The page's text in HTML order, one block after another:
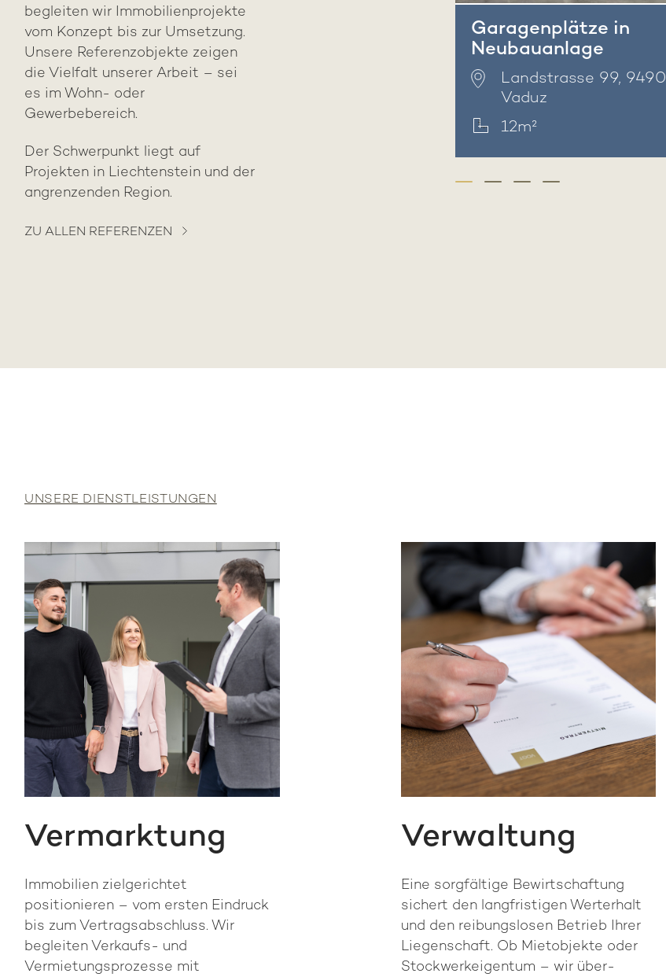
begleiten wir Immobilienprojekte
vom Konzept bis zur Umsetzung.
Unsere Referenzobjekte zeigen
die Vielfalt unserer Arbeit – sei
es im Wohn- oder
Gewerbebereich.
Der Schwerpunkt liegt auf
Projekten in Liechtenstein und der
angrenzenden Region.
ZU ALLEN REFERENZEN
Garagenplätze in
Neubauanlage
Landstrasse 99, 9490
Vaduz
12m²
UNSERE DIENSTLEISTUNGEN
Vermarktung
Immobilien zielgerichtet
positionieren – vom ersten Eindruck
bis zum Vertragsabschluss. Wir
begleiten Verkaufs- und
Vermietungs­prozesse mit
Verwaltung
Eine sorgfältige Be­wirt­schaftung
sichert den lang­fristigen Wert­erhalt
und den reibungs­losen Betrieb Ihrer
Liegen­schaft. Ob Miet­objekte oder
Stockwerk­eigentum – wir über­